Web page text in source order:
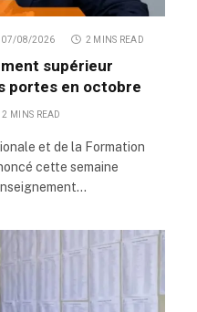
07/08/2026 2 MINS READ
supérieur
portes en octobre
2 MINS READ
et de la Formation
cette semaine